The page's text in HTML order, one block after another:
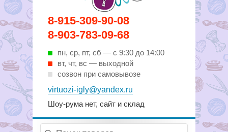
8-915-309-90-08
8-903-783-09-68
пн, ср, пт, cб — с 9:30 до 14:00
вт, чт, вс — выходной
созвон при самовывозе
virtuozi-igly@yandex.ru
Шоу-рума нет, сайт и склад
Вирутозы иглы. Товары для
шитья и рукоделья